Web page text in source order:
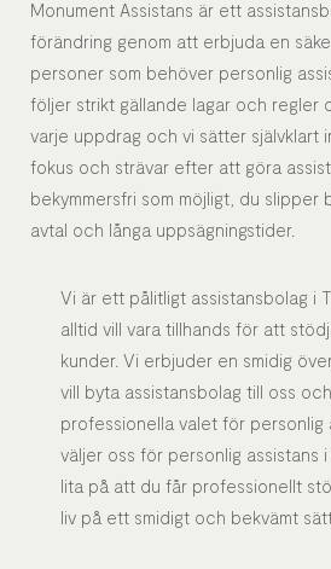
Monument Assistans är ett
förändring genom att erbjuda en
personer som behöver personlig
följer strikt gällande lagar och regler
varje uppdrag och vi sätter självklart
fokus och strävar efter att göra
bekymmersfri som möjligt, du slipper
avtal och långa uppsägningstider.
Vi är ett pålitligt assistansbolag i
alltid vill vara tillhands för att
kunder. Vi erbjuder en smidig
vill byta assistansbolag till oss
professionella valet för personlig
väljer oss för personlig assistans
lita på att du får professionellt
liv på ett smidigt och bekvämt